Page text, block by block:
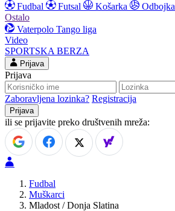
Fudbal
Futsal Košarka Odbojka
Ostalo
Vaterpolo Tango liga
Video
SPORTSKA BERZA
Prijava
Prijava
Zaboravljena lozinka? Registracija
ili se prijavite preko društvenih mreža:
Fudbal
Muškarci
Mladost / Donja Slatina